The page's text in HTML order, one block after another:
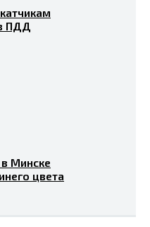
ПДД
Минске
цвета